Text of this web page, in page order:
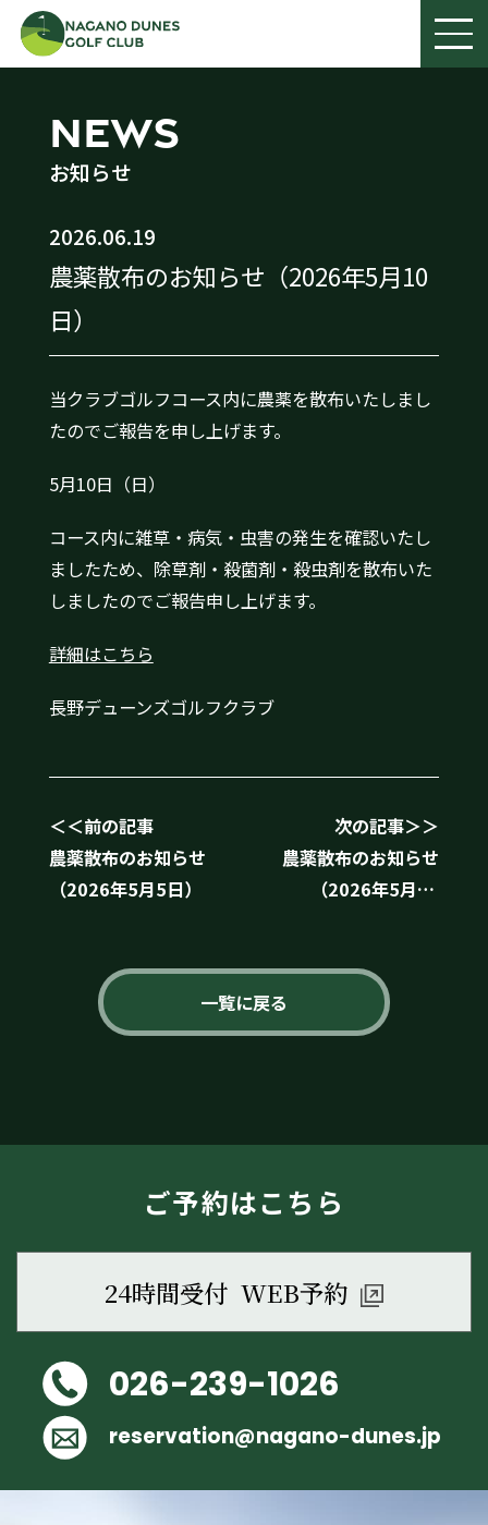
NEWS
お知らせ
2026.06.19
農薬散布のお知らせ（2026年5月10
日）
当クラブゴルフコース内に農薬を散布いたしまし
たのでご報告を申し上げます。
5月10日（日）
コース内に雑草・病気・虫害の発生を確認いたし
ましたため、除草剤・殺菌剤・殺虫剤を散布いた
しましたのでご報告申し上げます。
詳細はこちら
長野デューンズゴルフクラブ
＜＜前の記事
農薬散布のお知らせ
（2026年5月5日）
次の記事＞＞
農薬散布のお知らせ
（2026年5月23
一覧に戻る
ご予約はこちら
24時間受付 WEB予約
026-239-1026
reservation@nagano-dunes.jp